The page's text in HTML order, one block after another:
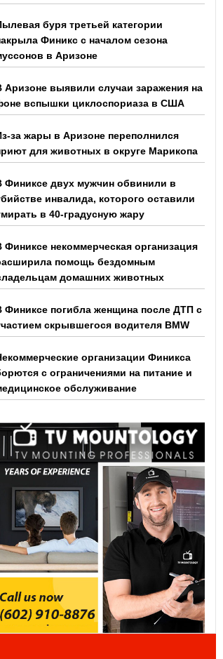
буря третьей категории
Финикс с началом сезона
в Аризоне
Аризоне выявили случаи заражения на
вспышки циклоспориаза в США
за жары в Аризоне переполнился
для животных в округе Марикопа
Финиксе двух мужчин обвинили в
инвалида, которого оставили
в 40-градусную жару
Финиксе некоммерческая организация
помощь бездомным
домашних животных
Финиксе погибла женщина после ДТП с
скрывшегося водителя BMW
организации Финикса
с ограничениями на питание и
обслуживание